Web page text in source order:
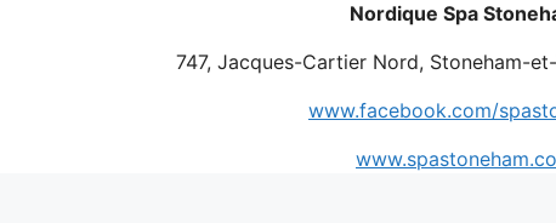
Nordique Spa
747, Jacques-Cartier Nord, Stoneham-
www.facebook.com/